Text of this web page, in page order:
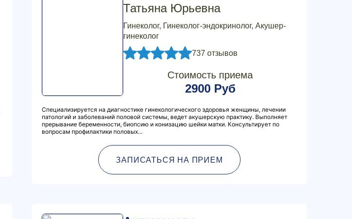
Татьяна Юрьевна
Гинеколог, Гинеколог-эндокринолог, Акушер-
гинеколог
737 отзывов
Стоимость приема
2900 Руб
Специализируется на диагностике гинекологического здоровья женщины, лечении
патологий и заболеваний половой системы, ведет акушерскую практику. Выполняет
прерывание беременности, биопсию и конизацию шейки матки. Консультирует по
вопросам профилактики половых...
ЗАПИСАТЬСЯ НА ПРИЕМ